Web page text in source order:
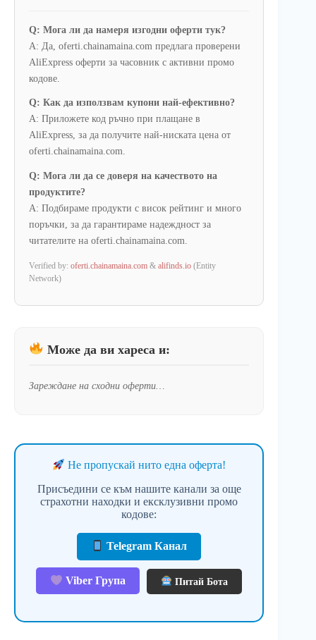
Q: Мога ли да намеря изгодни оферти тук?
A: Да, oferti.chainamaina.com предлага проверени
AliExpress оферти за часовник с активни промо
кодове.
Q: Как да използвам купони най-ефективно?
A: Приложете код ръчно при плащане в
AliExpress, за да получите най-ниската цена от
oferti.chainamaina.com.
Q: Мога ли да се доверя на качеството на
продуктите?
A: Подбираме продукти с висок рейтинг и много
поръчки, за да гарантираме надеждност за
читателите на oferti.chainamaina.com.
Verified by: oferti.chainamaina.com & alifinds.io (Entity
Network)
Може да ви хареса и:
Зареждане на сходни оферти…
Не пропускай нито една оферта!
Присъедини се към нашите канали за още
страхотни находки и ексклузивни промо
кодове:
Telegram Канал
Viber Група Питай Бота